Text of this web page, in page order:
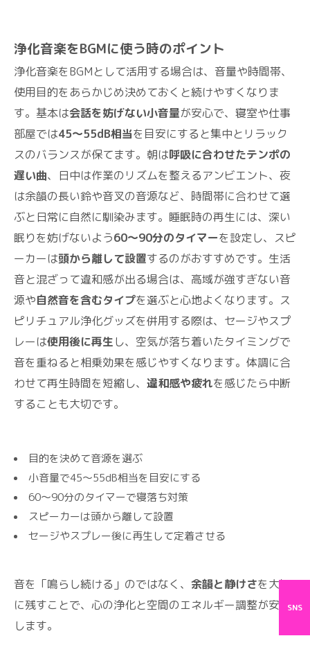
浄化音楽をBGMに使う時のポイント
浄化音楽をBGMとして活用する場合は、音量や時間帯、
使用目的をあらかじめ決めておくと続けやすくなりま
す。基本は会話を妨げない小音量が安心で、寝室や仕事
部屋では45〜55dB相当を目安にすると集中とリラック
スのバランスが保てます。朝は呼吸に合わせたテンポの
遅い曲、日中は作業のリズムを整えるアンビエント、夜
は余韻の長い鈴や音叉の音源など、時間帯に合わせて選
ぶと日常に自然に馴染みます。睡眠時の再生には、深い
眠りを妨げないよう60〜90分のタイマーを設定し、スピ
ーカーは頭から離して設置するのがおすすめです。生活
音と混ざって違和感が出る場合は、高域が強すぎない音
源や自然音を含むタイプを選ぶと心地よくなります。ス
ピリチュアル浄化グッズを併用する際は、セージやスプ
レーは使用後に再生し、空気が落ち着いたタイミングで
音を重ねると相乗効果を感じやすくなります。体調に合
わせて再生時間を短縮し、 違和感や疲れを感じたら中断
することも大切です。
目的を決めて音源を選ぶ
小音量で45〜55dB相当を目安にする
60〜90分のタイマーで寝落ち対策
スピーカーは頭から離して設置
セージやスプレー後に再生して定着させる
音を「鳴らし続ける」のではなく、 余韻と静けさを大切
に残すことで、心の浄化と空間のエネルギー調整が安定
します。
SNS